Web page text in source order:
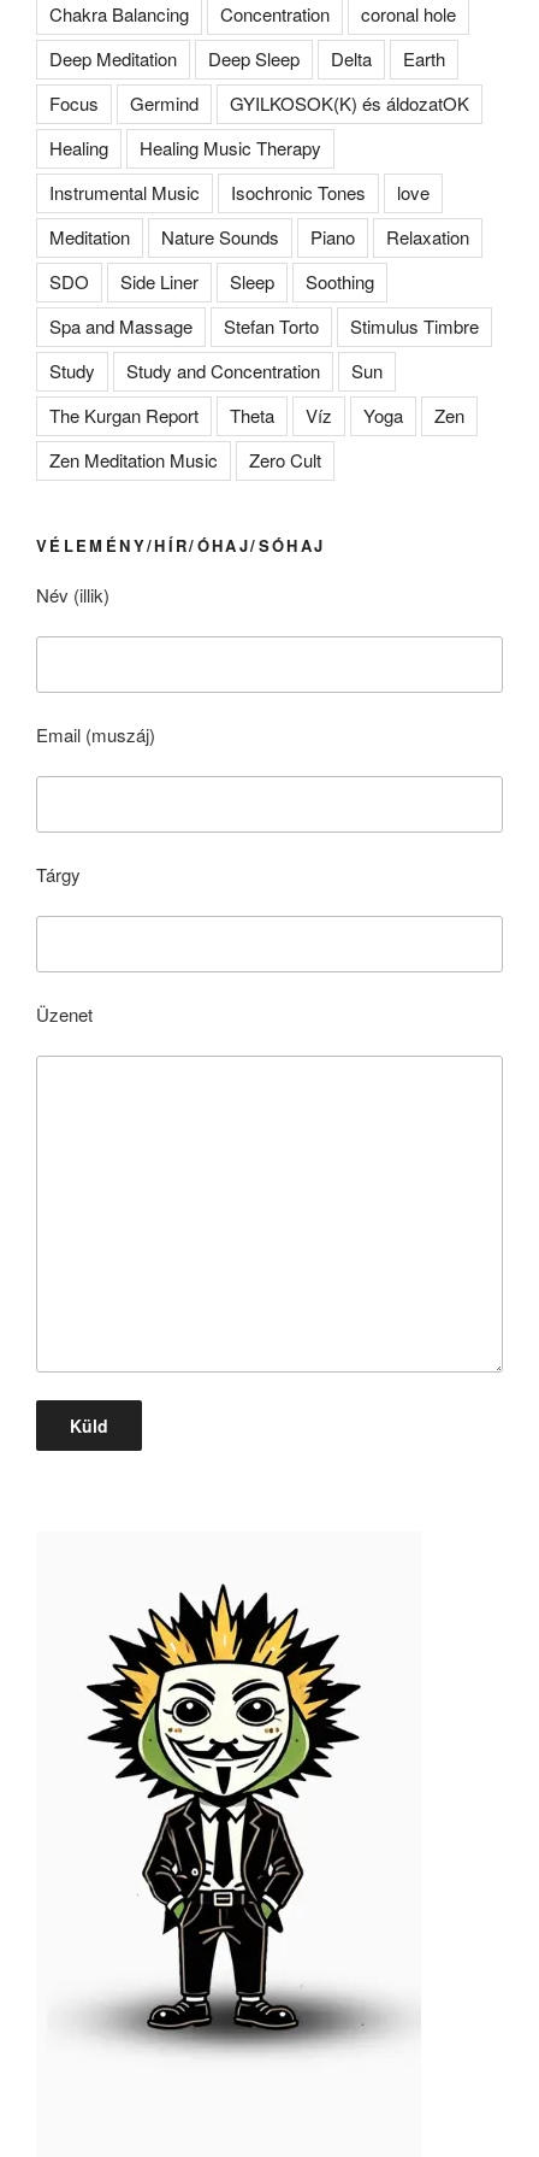
Chakra Balancing Concentration
coronal hole
Deep Meditation
Deep Sleep Delta
Earth
Focus
Germind
GYILKOSOK(K) és áldozatOK
Healing
Healing Music Therapy
Instrumental Music
Isochronic Tones
love
Meditation
Nature Sounds Piano
Relaxation
SDO
Side Liner Sleep
Soothing
Spa and Massage
Stefan Torto
Stimulus Timbre
Study
Study and Concentration
Sun
The Kurgan Report
Theta Víz Yoga
Zen
Zen Meditation Music
Zero Cult
VÉLEMÉNY/HÍR/ÓHAJ/SÓHAJ
Név (illik)
Email (muszáj)
Tárgy
Üzenet